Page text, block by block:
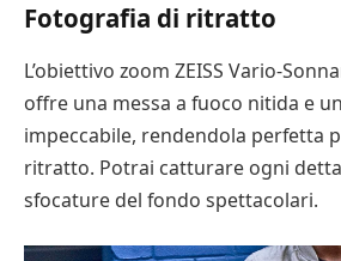
Fotografia di ritratto
L’obiettivo zoom ZEISS Vario-
offre una messa a fuoco nitida e
impeccabile, rendendola perfetta
ritratto. Potrai catturare ogni
sfocature del fondo spettacolari.